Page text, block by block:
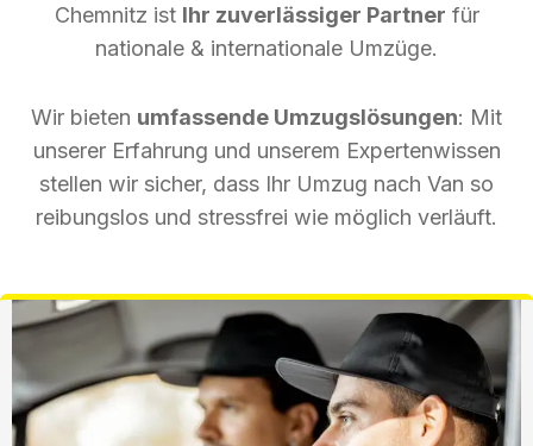
Chemnitz ist Ihr zuverlässiger Partner für
nationale & internationale Umzüge.
Wir bieten umfassende Umzugslösungen: Mit
unserer Erfahrung und unserem Expertenwissen
stellen wir sicher, dass Ihr Umzug nach Van so
reibungslos und stressfrei wie möglich verläuft.